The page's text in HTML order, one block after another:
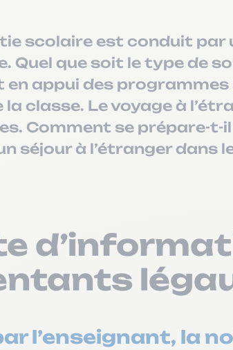
scolaire est conduit par
Quel que soit le type de
en appui des
la classe. Le voyage à
Comment se prépare-t-
séjour à l’étranger dans
l’enseignant, la